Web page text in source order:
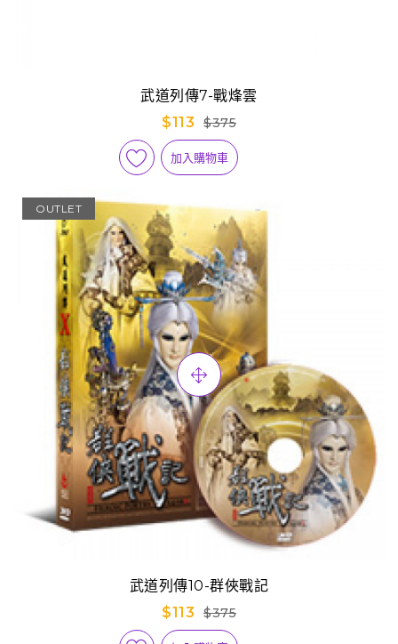
武道列傳7-戰烽雲
$113
$375
加入購物車
OUTLET
武道列傳10-群俠戰記
$113
$375